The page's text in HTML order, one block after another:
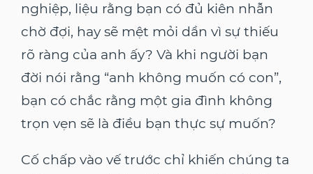
nghiệp, liệu rằng bạn có đủ kiên nhẫn
chờ đợi, hay sẽ mệt mỏi dần vì sự thiếu
rõ ràng của anh ấy? Và khi người bạn
đời nói rằng “anh không muốn có con”,
bạn có chắc rằng một gia đình không
trọn vẹn sẽ là điều bạn thực sự muốn?
Cố chấp vào vế trước chỉ khiến chúng ta